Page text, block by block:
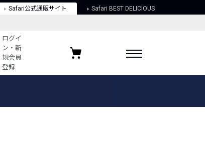
Safari公式通販サイト Safari BEST DELICIOUS
ログイ
ン・新
規会員
登録
お気に入りブランド